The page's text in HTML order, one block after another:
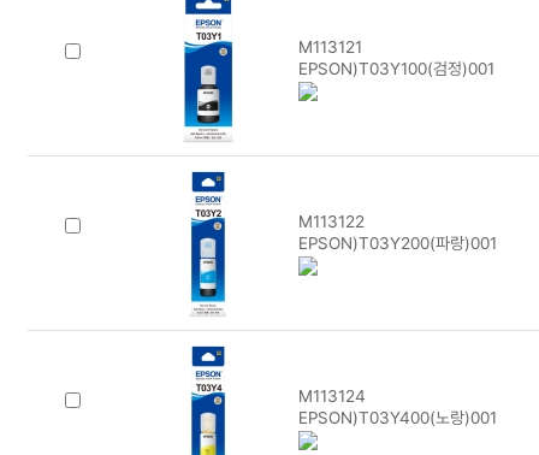
M113121
EPSON)T03Y100(검정)001
M113122
EPSON)T03Y200(파랑)001
M113124
EPSON)T03Y400(노랑)001